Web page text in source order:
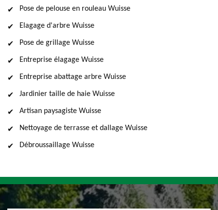
Pose de pelouse en rouleau Wuisse
Elagage d'arbre Wuisse
Pose de grillage Wuisse
Entreprise élagage Wuisse
Entreprise abattage arbre Wuisse
Jardinier taille de haie Wuisse
Artisan paysagiste Wuisse
Nettoyage de terrasse et dallage Wuisse
Débroussaillage Wuisse